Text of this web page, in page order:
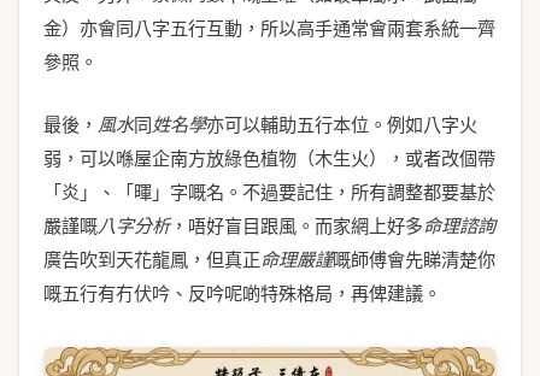
金）亦會同八字五行互動，所以高手通常會兩套系統一齊
參照。
最後， 風水同姓名學亦可以輔助五行本位。例如八字火
弱，可以喺屋企南方放綠色植物（木生火），或者改個帶
「炎」、「暉」字嘅名。不過要記住，所有調整都要基於
嚴謹嘅八字分析，唔好盲目跟風。而家網上好多命理諮詢
廣告吹到天花龍鳳，但真正命理嚴謹嘅師傅會先睇清楚你
嘅五行有冇伏吟、反吟呢啲特殊格局，再俾建議。